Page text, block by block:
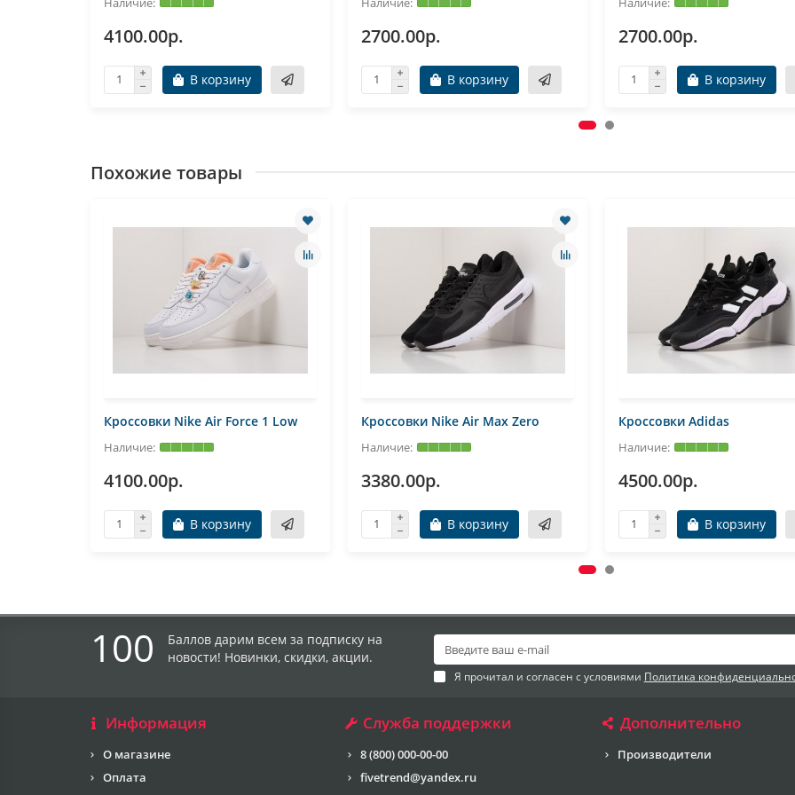
4100.00р.
В корзину
2700.00р.
В корзину
2700.00р.
В корзину
Похожие товары
Кроссовки Nike Air Force 1 Low
4100.00р.
В корзину
Кроссовки Nike Air Max Zero
3380.00р.
В корзину
Кроссовки Adidas
4500.00р.
В корзину
100
Баллов дарим всем за подписку на
новости! Новинки, скидки, акции.
Я прочитал и согласен с условиями Политика
Информация
О магазине
Оплата
Служба поддержки
8 (800) 000-00-00
fivetrend@yandex.ru
Дополнительно
Производители